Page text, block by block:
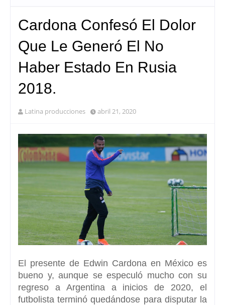
Cardona Confesó El Dolor
Que Le Generó El No
Haber Estado En Rusia
2018.
Latina producciones abril 21, 2020
El presente de Edwin Cardona en México es
bueno y, aunque se especuló mucho con su
regreso a Argentina a inicios de 2020, el
futbolista terminó quedándose para disputar la